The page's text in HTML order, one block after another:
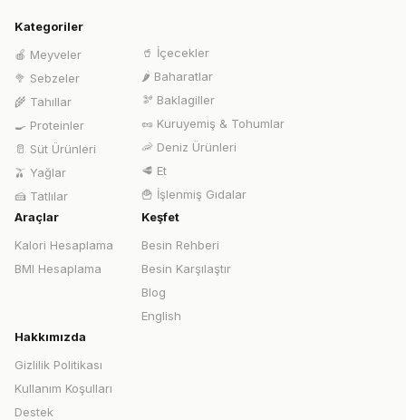
Kategoriler
🍎 Meyveler
🥦 Sebzeler
🌾 Tahıllar
🍳 Proteinler
🥛 Süt Ürünleri
🫒 Yağlar
🍰 Tatlılar
🥤 İçecekler
🌶️ Baharatlar
🫘 Baklagiller
🥜 Kuruyemiş & Tohumlar
🦐 Deniz Ürünleri
🥩 Et
🍟 İşlenmiş Gıdalar
Araçlar
Kalori Hesaplama
BMI Hesaplama
Keşfet
Besin Rehberi
Besin Karşılaştır
Blog
English
Hakkımızda
Gizlilik Politikası
Kullanım Koşulları
Destek